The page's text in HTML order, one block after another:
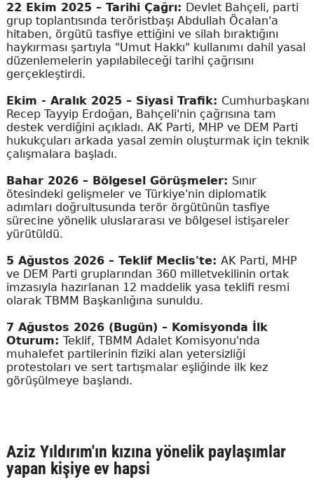
22 Ekim 2025 – Tarihi Çağrı: Devlet Bahçeli, parti
grup toplantısında teröristbaşı Abdullah Öcalan'a
hitaben, örgütü tasfiye ettiğini ve silah bıraktığını
haykırması şartıyla "Umut Hakkı" kullanımı dahil yasal
düzenlemelerin yapılabileceği tarihi çağrısını
gerçekleştirdi.
Ekim - Aralık 2025 – Siyasi Trafik: Cumhurbaşkanı
Recep Tayyip Erdoğan, Bahçeli'nin çağrısına tam
destek verdiğini açıkladı. AK Parti, MHP ve DEM Parti
hukukçuları arkada yasal zemin oluşturmak için teknik
çalışmalara başladı.
Bahar 2026 – Bölgesel Görüşmeler: Sınır
ötesindeki gelişmeler ve Türkiye'nin diplomatik
adımları doğrultusunda terör örgütünün tasfiye
sürecine yönelik uluslararası ve bölgesel istişareler
yürütüldü.
5 Ağustos 2026 – Teklif Meclis'te: AK Parti, MHP
ve DEM Parti gruplarından 360 milletvekilinin ortak
imzasıyla hazırlanan 12 maddelik yasa teklifi resmi
olarak TBMM Başkanlığına sunuldu.
7 Ağustos 2026 (Bugün) – Komisyonda İlk
Oturum: Teklif, TBMM Adalet Komisyonu'nda
muhalefet partilerinin fiziki alan yetersizliği
protestoları ve sert tartışmalar eşliğinde ilk kez
görüşülmeye başlandı.
Aziz Yıldırım'ın kızına yönelik paylaşımlar
yapan kişiye ev hapsi